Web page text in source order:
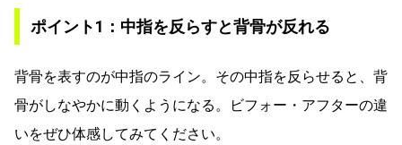
ポイント1：中指を反らすと背骨が反れる
背骨を表すのが中指のライン。その中指を反らせると、背
骨がしなやかに動くようになる。ビフォー・アフターの違
いをぜひ体感してみてください。